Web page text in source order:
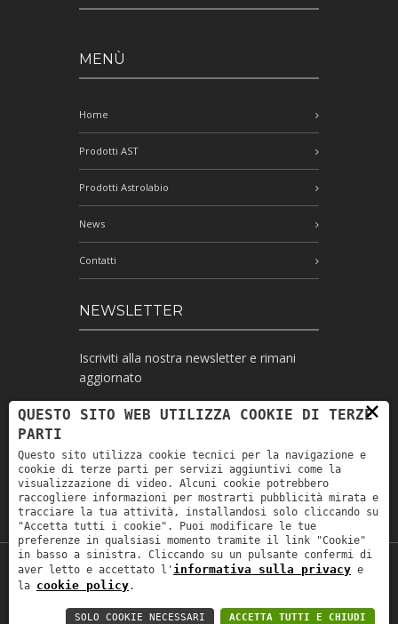
MENÙ
Home
Prodotti AST
Prodotti Astrolabio
News
Contatti
NEWSLETTER
Iscriviti alla nostra newsletter e rimani
aggiornato
Ho letto l'informativa e autorizzo il
trattamento dei miei dati personali per le
finalità ivi indicate *
Copyright © 2019Astrolabio. P.IVA:
Privacy policy-Privacy policy B2B -Area
×
QUESTO SITO WEB UTILIZZA COOKIE DI TERZE
PARTI
Questo sito utilizza cookie tecnici per la navigazione e
cookie di terze parti per servizi aggiuntivi come la
visualizzazione di video. Alcuni cookie potrebbero
raccogliere informazioni per mostrarti pubblicità mirata e
tracciare la tua attività, installandosi solo cliccando su
"Accetta tutti i cookie". Puoi modificare le tue
preferenze in qualsiasi momento tramite il link "Cookie"
in basso a sinistra. Cliccando su un pulsante confermi di
aver letto e accettato l' informativa sulla privacy e
la cookie policy.
ACCETTA TUTTI E CHIUDI
SOLO COOKIE NECESSARI